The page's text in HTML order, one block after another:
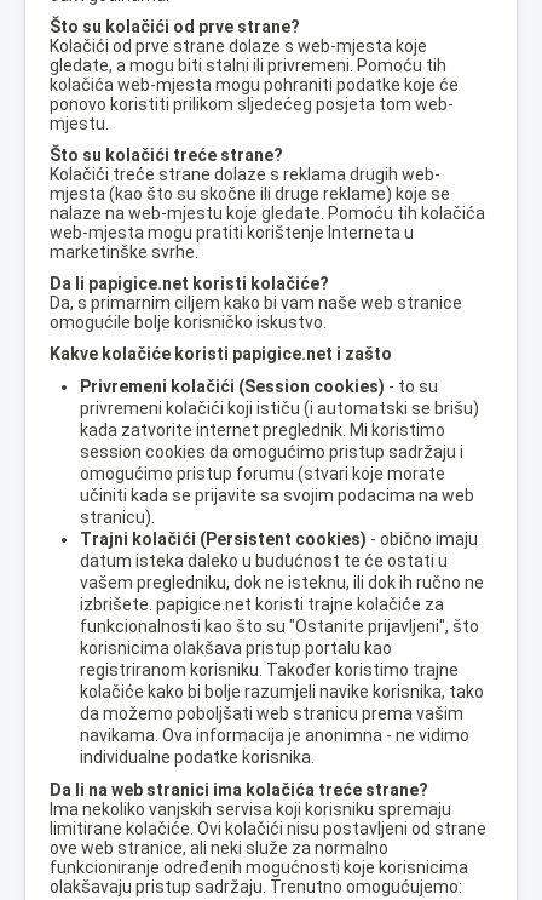
Što su kolačići od prve strane?
Kolačići od prve strane dolaze s web-mjesta koje
gledate, a mogu biti stalni ili privremeni. Pomoću tih
kolačića web-mjesta mogu pohraniti podatke koje će
ponovo koristiti prilikom sljedećeg posjeta tom web-
mjestu.
Što su kolačići treće strane?
Kolačići treće strane dolaze s reklama drugih web-
mjesta (kao što su skočne ili druge reklame) koje se
nalaze na web-mjestu koje gledate. Pomoću tih kolačića
web-mjesta mogu pratiti korištenje Interneta u
marketinške svrhe.
Da li papigice.net koristi kolačiće?
Da, s primarnim ciljem kako bi vam naše web stranice
omogućile bolje korisničko iskustvo.
Kakve kolačiće koristi papigice.net i zašto
Privremeni kolačići (Session cookies) - to su
privremeni kolačići koji ističu (i automatski se brišu)
kada zatvorite internet preglednik. Mi koristimo
session cookies da omogućimo pristup sadržaju i
omogućimo pristup forumu (stvari koje morate
učiniti kada se prijavite sa svojim podacima na web
stranicu).
Trajni kolačići (Persistent cookies) - obično imaju
datum isteka daleko u budućnost te će ostati u
vašem pregledniku, dok ne isteknu, ili dok ih ručno ne
izbrišete. papigice.net koristi trajne kolačiće za
funkcionalnosti kao što su "Ostanite prijavljeni", što
korisnicima olakšava pristup portalu kao
registriranom korisniku. Također koristimo trajne
kolačiće kako bi bolje razumjeli navike korisnika, tako
da možemo poboljšati web stranicu prema vašim
navikama. Ova informacija je anonimna - ne vidimo
individualne podatke korisnika.
Da li na web stranici ima kolačića treće strane?
Ima nekoliko vanjskih servisa koji korisniku spremaju
limitirane kolačiće. Ovi kolačići nisu postavljeni od strane
ove web stranice, ali neki služe za normalno
funkcioniranje određenih mogućnosti koje korisnicima
olakšavaju pristup sadržaju. Trenutno omogućujemo: